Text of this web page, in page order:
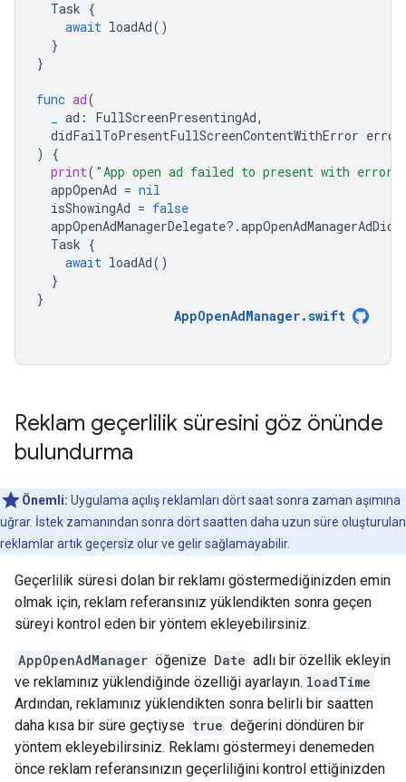
Task {
await loadAd()
}
}
func ad(
ad : FullScreenPresentingAd,
didFailToPresentFullScreenContentWithError error
)
{
print( "App open ad failed to present with
appOpenAd = nil
isShowingAd = false
appOpenAdManagerDelegate?.
Task {
await loadAd()
}
}
AppOpenAdManager.swift
Reklam geçerlilik süresini göz önünde
bulundurma
Önemli: Uygulama açılış reklamları dört saat sonra zaman aşımına
uğrar. İstek zamanından sonra dört saatten daha uzun süre oluşturulan
reklamlar artık geçersiz olur ve gelir sağlamayabilir.
Geçerlilik süresi dolan bir reklamı göstermediğinizden emin
olmak için, reklam referansınız yüklendikten sonra geçen
süreyi kontrol eden bir yöntem ekleyebilirsiniz.
AppOpenAdManager öğenize Date adlı bir özellik ekleyin
ve reklamınız yüklendiğinde özelliği ayarlayın. loadTime
Ardından, reklamınız yüklendikten sonra belirli bir saatten
daha kısa bir süre geçtiyse true değerini döndüren bir
yöntem ekleyebilirsiniz. Reklamı göstermeyi denemeden
önce reklam referansınızın geçerliliğini kontrol ettiğinizden